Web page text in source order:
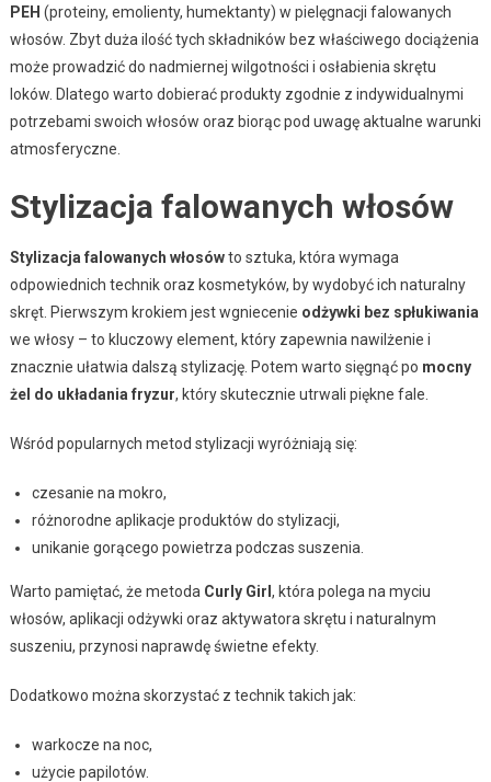
PEH (proteiny, emolienty, humektanty) w pielęgnacji falowanych
włosów. Zbyt duża ilość tych składników bez właściwego dociążenia
może prowadzić do nadmiernej wilgotności i osłabienia skrętu
loków. Dlatego warto dobierać produkty zgodnie z indywidualnymi
potrzebami swoich włosów oraz biorąc pod uwagę aktualne warunki
atmosferyczne.
Stylizacja falowanych włosów
Stylizacja falowanych włosówto sztuka, która wymaga
odpowiednich technik oraz kosmetyków, by wydobyć ich naturalny
skręt. Pierwszym krokiem jest wgniecenie odżywki bez spłukiwania
we włosy – to kluczowy element, który zapewnia nawilżenie i
znacznie ułatwia dalszą stylizację. Potem warto sięgnąć po mocny
żel do układania fryzur, który skutecznie utrwali piękne fale.
Wśród popularnych metod stylizacji wyróżniają się:
czesanie na mokro,
różnorodne aplikacje produktów do stylizacji,
unikanie gorącego powietrza podczas suszenia.
Warto pamiętać, że metoda Curly Girl , która polega na myciu
włosów, aplikacji odżywki oraz aktywatora skrętu i naturalnym
suszeniu, przynosi naprawdę świetne efekty.
Dodatkowo można skorzystać z technik takich jak:
warkocze na noc,
użycie papilotów.